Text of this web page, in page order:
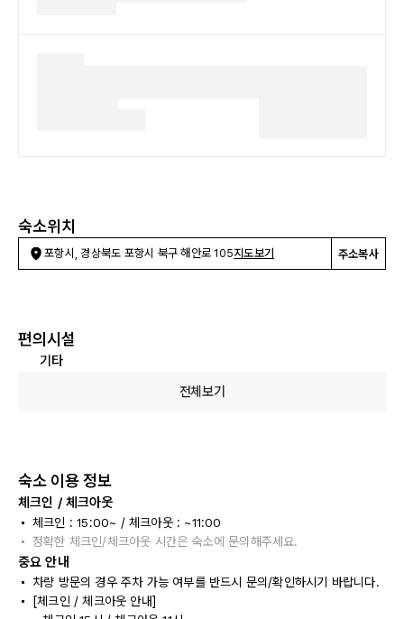
숙소위치
포항시, 경상북도 포항시 북구 해안로 105지도보기 주소복사
편의시설
기타
전체보기
숙소 이용 정보
체크인 / 체크아웃
체크인 : 15:00~ / 체크아웃 : ~11:00
정확한 체크인/체크아웃 시간은 숙소에 문의해주세요.
중요 안내
차량 방문의 경우 주차 가능 여부를 반드시 문의/확인하시기 바랍니다.
[체크인 / 체크아웃 안내]